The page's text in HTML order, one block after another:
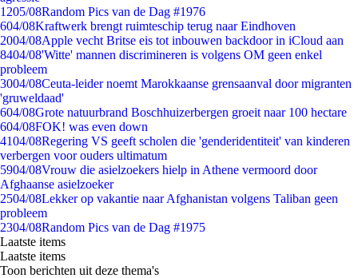
1205/08Random Pics van de Dag #1976
604/08Kraftwerk brengt ruimteschip terug naar Eindhoven
2004/08Apple vecht Britse eis tot inbouwen backdoor in iCloud aan
8404/08'Witte' mannen discrimineren is volgens OM geen enkel
probleem
3004/08Ceuta-leider noemt Marokkaanse grensaanval door migranten
'gruweldaad'
604/08Grote natuurbrand Boschhuizerbergen groeit naar 100 hectare
604/08FOK! was even down
4104/08Regering VS geeft scholen die 'genderidentiteit' van kinderen
verbergen voor ouders ultimatum
5904/08Vrouw die asielzoekers hielp in Athene vermoord door
Afghaanse asielzoeker
2504/08Lekker op vakantie naar Afghanistan volgens Taliban geen
probleem
2304/08Random Pics van de Dag #1975
Laatste items
Laatste items
Toon berichten uit deze thema's